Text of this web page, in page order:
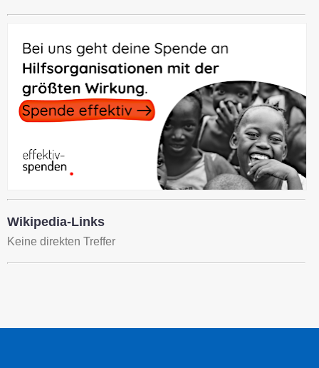
Wikipedia-Links
Keine direkten Treffer